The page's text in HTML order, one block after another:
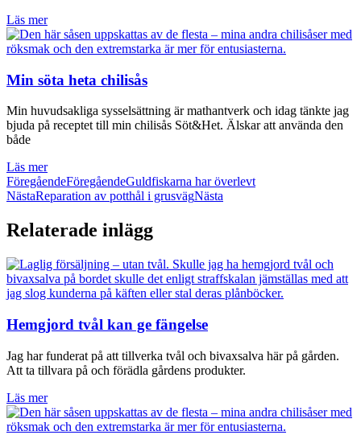
Läs mer
Min söta heta chilisås
Min huvudsakliga sysselsättning är mathantverk och idag tänkte jag
bjuda på receptet till min chilisås Söt&Het. Älskar att använda den
både
Läs mer
FöregåendeFöregåendeGuldfiskarna har överlevt
NästaReparation av potthål i grusvägNästa
Relaterade inlägg
Hemgjord tvål kan ge fängelse
Jag har funderat på att tillverka tvål och bivaxsalva här på gården.
Att ta tillvara på och förädla gårdens produkter.
Läs mer